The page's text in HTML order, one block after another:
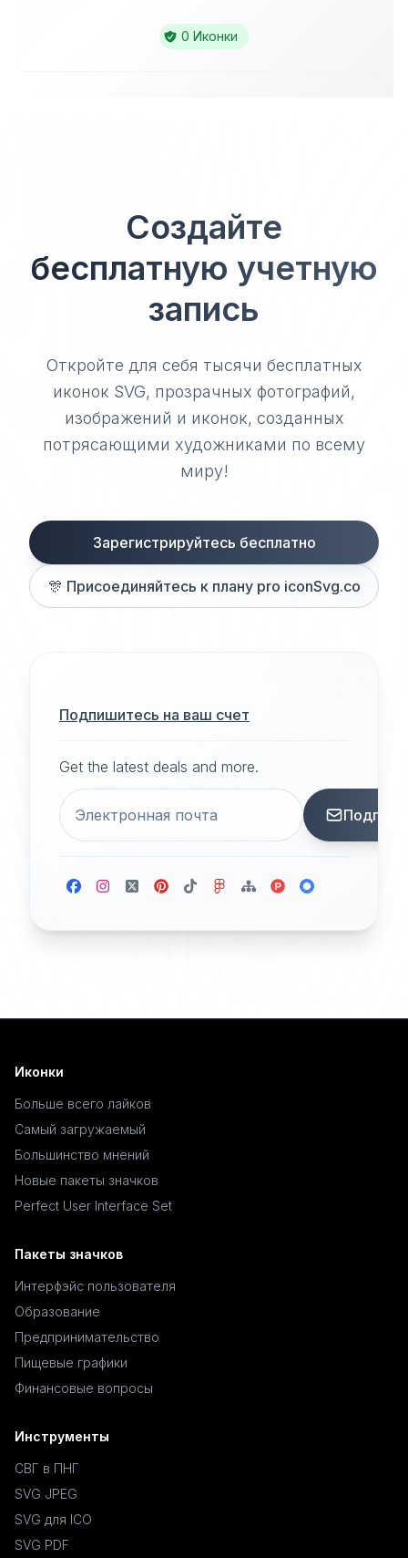
0 Иконки
Создайте
бесплатную учетную
запись
Откройте для себя тысячи бесплатных
иконок SVG, прозрачных фотографий,
изображений и иконок, созданных
потрясающими художниками по всему
миру!
Зарегистрируйтесь бесплатно
🎊 Присоединяйтесь к плану pro iconSvg.co
Подпишитесь на ваш счет
Get the latest deals and more.
Иконки
Больше всего лайков
Самый загружаемый
Большинство мнений
Новые пакеты значков
Perfect User Interface Set
Пакеты значков
Интерфэйс пользователя
Образование
Предпринимательство
Пищевые графики
Финансовые вопросы
Инструменты
СВГ в ПНГ
SVG JPEG
SVG для ICO
SVG PDF